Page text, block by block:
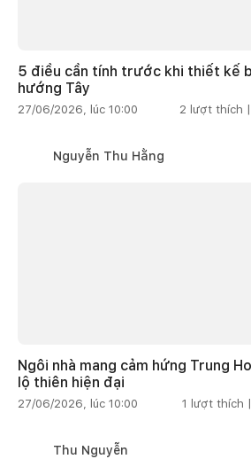
5 điều cần tính trước khi thiết kế
hướng Tây
27/06/2026, lúc 10:00 2 lượt thích |
Nguyễn Thu Hằng
Ngôi nhà mang cảm hứng Trung
lộ thiên hiện đại
27/06/2026, lúc 10:00 1 lượt thích |
Thu Nguyễn